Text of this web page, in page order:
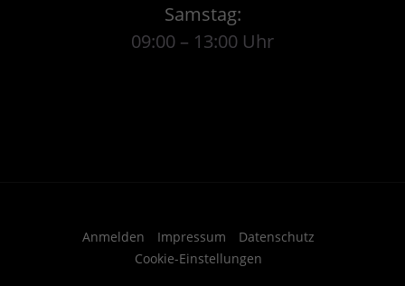
Samstag:
09:00 – 13:00 Uhr
Anmelden Impressum
Datenschutz
Cookie-Einstellungen